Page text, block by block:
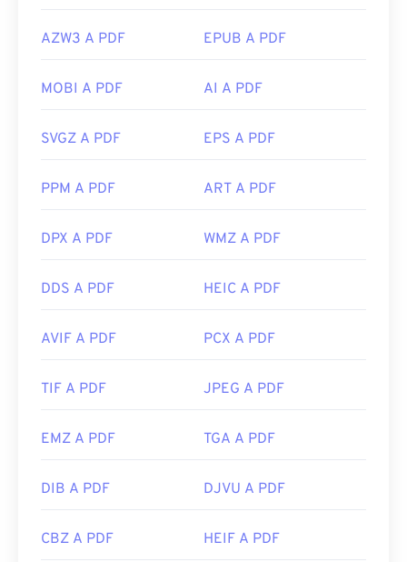
AZW3 A PDF EPUB A PDF
MOBI A PDF AI A PDF
SVGZ A PDF EPS A PDF
PPM A PDF ART A PDF
DPX A PDF WMZ A PDF
DDS A PDF HEIC A PDF
AVIF A PDF PCX A PDF
TIF A PDF JPEG A PDF
EMZ A PDF TGA A PDF
DIB A PDF DJVU A PDF
CBZ A PDF HEIF A PDF